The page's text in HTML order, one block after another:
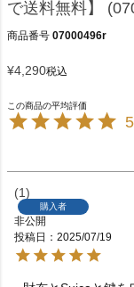
で送料無料】
商品番号 07000496r
¥4,290税込
1
購入者
非公開
投稿日
2025/07/19